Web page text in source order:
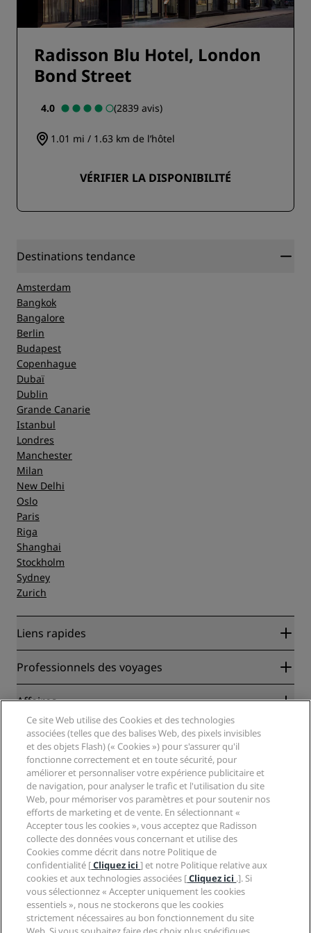
Radisson Blu Hotel, London
Bond Street
4.0 (2839 avis)
1.01 mi / 1.63 km de l’hôtel
VÉRIFIER LA DISPONIBILITÉ
Destinations tendance
Amsterdam
Bangkok
Bangalore
Berlin
Budapest
Copenhague
Dubaï
Dublin
Grande Canarie
Istanbul
Londres
Manchester
Milan
New Delhi
Oslo
Paris
Riga
Shanghai
Stockholm
Sydney
Zurich
Liens rapides
Radisson Rewards
Blog
Nouveaux et futurs hôtels
Application Radisson Hotels
Hôtels adaptés aux sportifs
Hôtels adaptés aux Familles
Santé et sécurité
Professionnels des voyages
Partenaires
Affaires
Radisson Hotel Group
Médias
Carrières RHG
Carrières PPHE
Carrières EHL
The Club by RHG
Opportunités de développement
Entreprise responsable
Approvisionnement
Légal
Centre de confidentialité
Mentions légales
Conditions générales Radisson Rewards
Contrat d’utilisation du site
Accessibilité numérique
Déclaration sur l’esclavage moderne
Aide
Avis aux consommateurs
Contact
FAQ
Plan du site
Médias sociaux
Marques Radisson Hotels
Ce site Web utilise des Cookies et des technologies
associées (telles que des balises Web, des pixels invisibles
et des objets Flash) (« Cookies ») pour s'assurer qu'il
fonctionne correctement et en toute sécurité, pour
améliorer et personnaliser votre expérience publicitaire et
de navigation, pour analyser le trafic et l'utilisation du site
Web, pour mémoriser vos paramètres et pour soutenir nos
efforts de marketing et de vente. En sélectionnant «
Accepter tous les cookies », vous acceptez que Radisson
collecte des données vous concernant et utilise des
Cookies comme décrit dans notre Politique de
confidentialité [Cliquez ici] et notre Politique relative aux
cookies et aux technologies associées [Cliquez ici .]. Si
vous sélectionnez « Accepter uniquement les cookies
essentiels », nous ne stockerons que les cookies
strictement nécessaires au bon fonctionnement du site